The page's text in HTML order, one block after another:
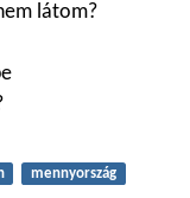
látom?
mennyország